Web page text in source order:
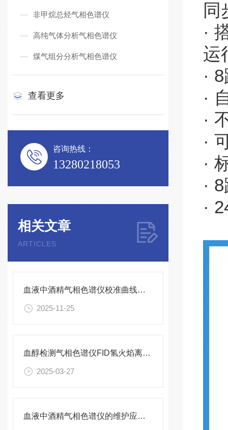
非甲烷总烃气相色谱仪
高纯气体分析气相色谱仪
煤气组分分析气相色谱仪
查看更多
咨询热线：
13280218053
相关文章
ARTICLES
血液中酒精气相色谱仪校准曲线建立与不确定度评估
2025-11-25
血醇检测气相色谱仪FID氢火焰离子化检测器使用注意事项
2025-03-27
血液中酒精气相色谱仪的维护应与及其操作、检修密切配合
同
·
运
·
·
·
·
·
·
·